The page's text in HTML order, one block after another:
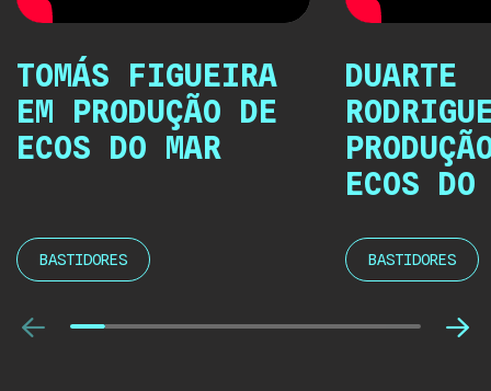
TOMÁS FIGUEIRA
EM PRODUÇÃO DE
ECOS DO MAR
BASTIDORES
DUARTE
ECOS DO
BASTIDORES
Anterior